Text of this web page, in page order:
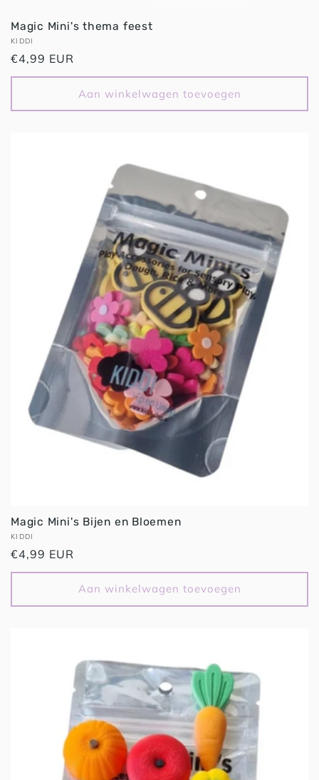
Magic Mini's thema feest
Verkoper:
KIDDI
Normale
prijs
€4,99 EUR
Aan winkelwagen toevoegen
Magic Mini's Bijen en Bloemen
Verkoper:
KIDDI
Normale
prijs
€4,99 EUR
Aan winkelwagen toevoegen